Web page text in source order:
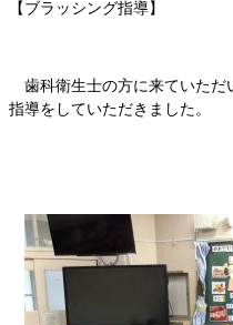
【ブラッシング指導】
歯科衛生士の方に来ていただ
指導をしていただきました。